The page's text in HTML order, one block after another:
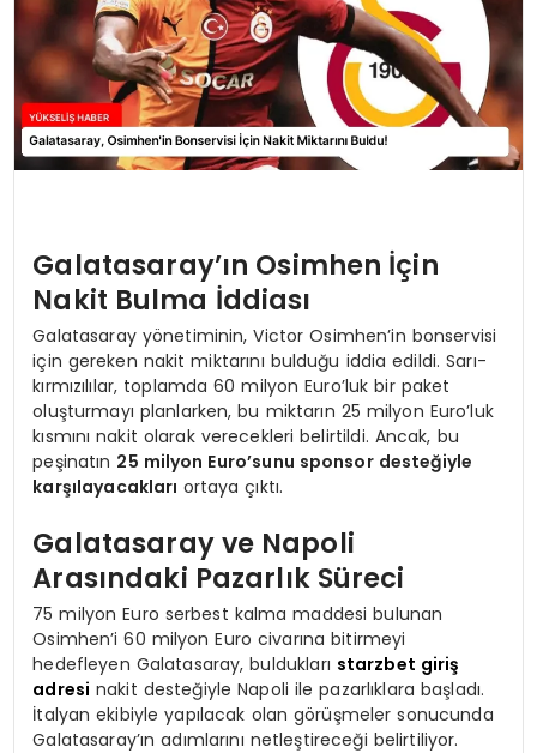
Galatasaray’ın Osimhen İçin
Nakit Bulma İddiası
Galatasaray yönetiminin, Victor Osimhen’in bonservisi
için gereken nakit miktarını bulduğu iddia edildi. Sarı-
kırmızılılar, toplamda 60 milyon Euro’luk bir paket
oluşturmayı planlarken, bu miktarın 25 milyon Euro’luk
kısmını nakit olarak verecekleri belirtildi. Ancak, bu
peşinatın 25 milyon Euro’sunu sponsor desteğiyle
karşılayacakları ortaya çıktı.
Galatasaray ve Napoli
Arasındaki Pazarlık Süreci
75 milyon Euro serbest kalma maddesi bulunan
Osimhen’i 60 milyon Euro civarına bitirmeyi
hedefleyen Galatasaray, buldukları starzbet giriş
adresi nakit desteğiyle Napoli ile pazarlıklara başladı.
İtalyan ekibiyle yapılacak olan görüşmeler sonucunda
Galatasaray’ın adımlarını netleştireceği belirtiliyor.